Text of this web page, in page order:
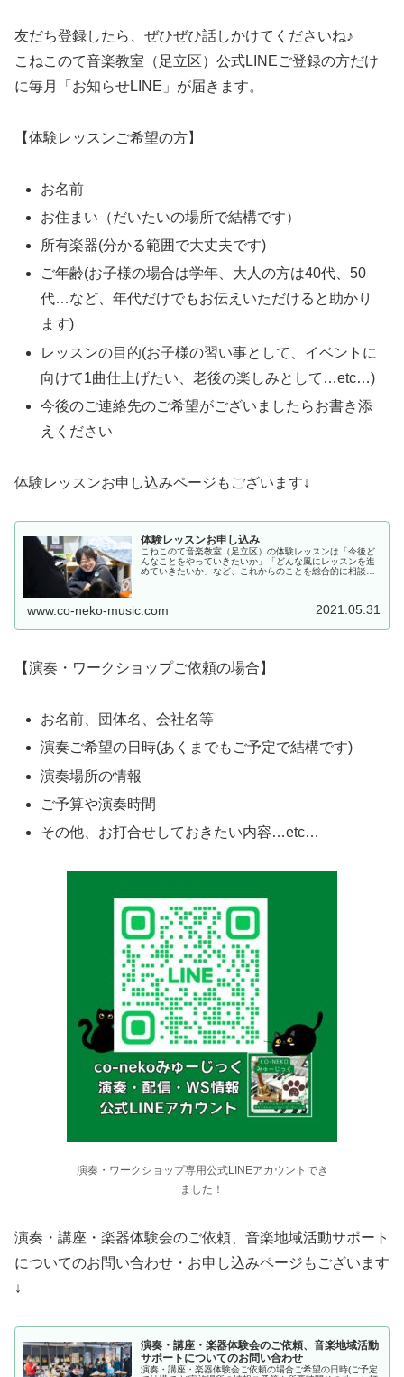
友だち登録したら、ぜひぜひ話しかけてくださいね♪
こねこのて音楽教室（足立区）公式LINEご登録の方だけ
に毎月「お知らせLINE」が届きます。
【体験レッスンご希望の方】
お名前
お住まい（だいたいの場所で結構です）
所有楽器(分かる範囲で大丈夫です)
ご年齢(お子様の場合は学年、大人の方は40代、50
代…など、年代だけでもお伝えいただけると助かり
ます)
レッスンの目的(お子様の習い事として、イベントに
向けて1曲仕上げたい、老後の楽しみとして…etc…)
今後のご連絡先のご希望がございましたらお書き添
えください
体験レッスンお申し込みページもございます↓
体験レッスンお申し込み
こねこのて音楽教室（足立区）の体験レッスンは「今後ど
んなことをやっていきたいか」「どんな風にレッスンを進
めていきたいか」など、これからのことを総合的に相談す
www.co-neko-music.com 2021.05.31
【演奏・ワークショップご依頼の場合】
お名前、団体名、会社名等
演奏ご希望の日時(あくまでもご予定で結構です)
演奏場所の情報
ご予算や演奏時間
その他、お打合せしておきたい内容…etc…
演奏・ワークショップ専用公式LINEアカウントでき
ました！
演奏・講座・楽器体験会のご依頼、音楽地域活動サポート
についてのお問い合わせ・お申し込みページもございます
↓
演奏・講座・楽器体験会のご依頼、音楽地域活動
サポートについてのお問い合わせ
演奏・講座・楽器体験会ご依頼の場合ご希望の日時(ご予定